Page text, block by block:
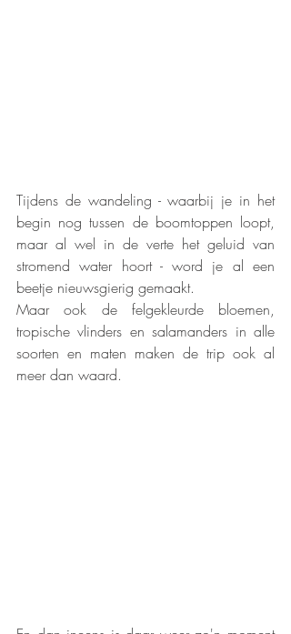
Tijdens de wandeling - waarbij je in het
begin nog tussen de boomtoppen loopt,
maar al wel in de verte het geluid van
stromend water hoort - word je al een
beetje nieuwsgierig gemaakt.
Maar ook de felgekleurde bloemen,
tropische vlinders en salamanders in alle
soorten en maten maken de trip ook al
meer dan waard.